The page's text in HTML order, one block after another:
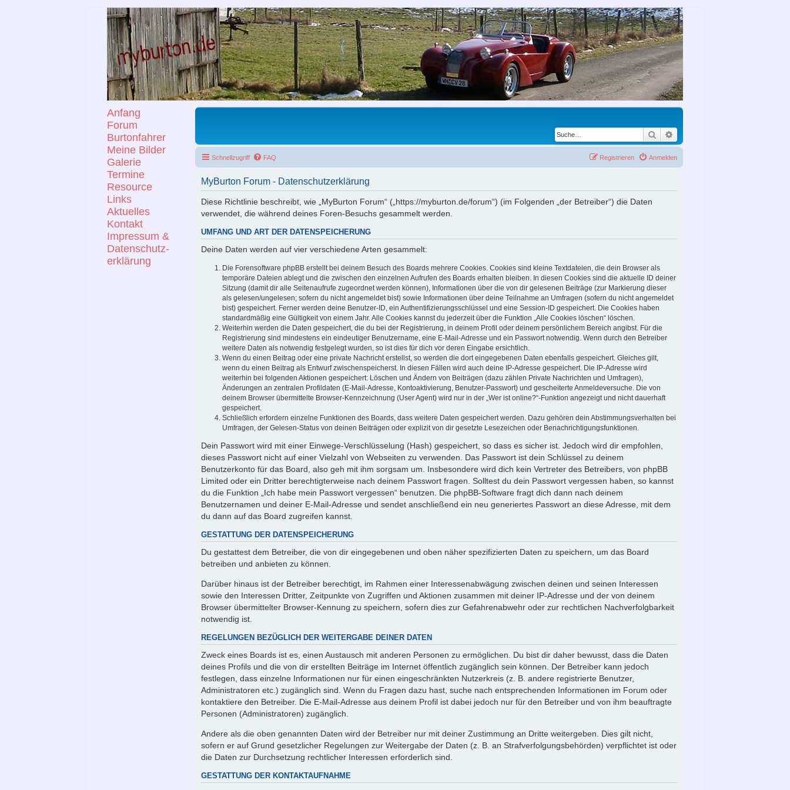
Anfang
Forum
Burtonfahrer
Meine Bilder
Galerie
Termine
Resource
Links
Aktuelles
Kontakt
Impressum &
Datenschutz-
erklärung
Suche
Schnellzugriff FAQ Anmelden
Registrieren
MyBurton Forum - Datenschutzerklärung
Diese Richtlinie beschreibt, wie „MyBurton Forum“ („https://myburton.de/forum“) (im Folgenden „der Betreiber“) die Daten
verwendet, die während deines Foren-Besuchs gesammelt werden.
UMFANG UND ART DER DATENSPEICHERUNG
Deine Daten werden auf vier verschiedene Arten gesammelt:
Die Forensoftware phpBB erstellt bei deinem Besuch des Boards mehrere Cookies. Cookies sind kleine Textdateien, die dein Browser als
temporäre Dateien ablegt und die zwischen den einzelnen Aufrufen des Boards erhalten bleiben. In diesen Cookies sind die aktuelle ID deiner
Sitzung (damit dir alle Seitenaufrufe zugeordnet werden können), Informationen über die von dir gelesenen Beiträge (zur Markierung dieser
als gelesen/ungelesen; sofern du nicht angemeldet bist) sowie Informationen über deine Teilnahme an Umfragen (sofern du nicht angemeldet
bist) gespeichert. Ferner werden deine Benutzer-ID, ein Authentifizierungsschlüssel und eine Session-ID gespeichert. Die Cookies haben
standardmäßig eine Gültigkeit von einem Jahr. Alle Cookies kannst du jederzeit über die Funktion „Alle Cookies löschen“ löschen.
Weiterhin werden die Daten gespeichert, die du bei der Registrierung, in deinem Profil oder deinem persönlichem Bereich angibst. Für die
Registrierung sind mindestens ein eindeutiger Benutzername, eine E-Mail-Adresse und ein Passwort notwendig. Wenn durch den Betreiber
weitere Daten als notwendig festgelegt wurden, so ist dies für dich vor deren Eingabe ersichtlich.
Wenn du einen Beitrag oder eine private Nachricht erstellst, so werden die dort eingegebenen Daten ebenfalls gespeichert. Gleiches gilt,
wenn du einen Beitrag als Entwurf zwischenspeicherst. In diesen Fällen wird auch deine IP-Adresse gespeichert. Die IP-Adresse wird
weiterhin bei folgenden Aktionen gespeichert: Löschen und Ändern von Beiträgen (dazu zählen Private Nachrichten und Umfragen),
Änderungen an zentralen Profildaten (E-Mail-Adresse, Kontoaktivierung, Benutzer-Passwort) und gescheiterte Anmeldeversuche. Die von
deinem Browser übermittelte Browser-Kennzeichnung (User Agent) wird nur in der „Wer ist online?“-Funktion angezeigt und nicht dauerhaft
gespeichert.
Schließlich erfordern einzelne Funktionen des Boards, dass weitere Daten gespeichert werden. Dazu gehören dein Abstimmungsverhalten bei
Umfragen, der Gelesen-Status von deinen Beiträgen oder explizit von dir gesetzte Lesezeichen oder Benachrichtigungsfunktionen.
Dein Passwort wird mit einer Einwege-Verschlüsselung (Hash) gespeichert, so dass es sicher ist. Jedoch wird dir empfohlen,
dieses Passwort nicht auf einer Vielzahl von Webseiten zu verwenden. Das Passwort ist dein Schlüssel zu deinem
Benutzerkonto für das Board, also geh mit ihm sorgsam um. Insbesondere wird dich kein Vertreter des Betreibers, von phpBB
Limited oder ein Dritter berechtigterweise nach deinem Passwort fragen. Solltest du dein Passwort vergessen haben, so kannst
du die Funktion „Ich habe mein Passwort vergessen“ benutzen. Die phpBB-Software fragt dich dann nach deinem
Benutzernamen und deiner E-Mail-Adresse und sendet anschließend ein neu generiertes Passwort an diese Adresse, mit dem
du dann auf das Board zugreifen kannst.
GESTATTUNG DER DATENSPEICHERUNG
Du gestattest dem Betreiber, die von dir eingegebenen und oben näher spezifizierten Daten zu speichern, um das Board
betreiben und anbieten zu können.
Darüber hinaus ist der Betreiber berechtigt, im Rahmen einer Interessenabwägung zwischen deinen und seinen Interessen
sowie den Interessen Dritter, Zeitpunkte von Zugriffen und Aktionen zusammen mit deiner IP-Adresse und der von deinem
Browser übermittelter Browser-Kennung zu speichern, sofern dies zur Gefahrenabwehr oder zur rechtlichen Nachverfolgbarkeit
notwendig ist.
REGELUNGEN BEZÜGLICH DER WEITERGABE DEINER DATEN
Zweck eines Boards ist es, einen Austausch mit anderen Personen zu ermöglichen. Du bist dir daher bewusst, dass die Daten
deines Profils und die von dir erstellten Beiträge im Internet öffentlich zugänglich sein können. Der Betreiber kann jedoch
festlegen, dass einzelne Informationen nur für einen eingeschränkten Nutzerkreis (z. B. andere registrierte Benutzer,
Administratoren etc.) zugänglich sind. Wenn du Fragen dazu hast, suche nach entsprechenden Informationen im Forum oder
kontaktiere den Betreiber. Die E-Mail-Adresse aus deinem Profil ist dabei jedoch nur für den Betreiber und von ihm beauftragte
Personen (Administratoren) zugänglich.
Andere als die oben genannten Daten wird der Betreiber nur mit deiner Zustimmung an Dritte weitergeben. Dies gilt nicht,
sofern er auf Grund gesetzlicher Regelungen zur Weitergabe der Daten (z. B. an Strafverfolgungsbehörden) verpflichtet ist oder
die Daten zur Durchsetzung rechtlicher Interessen erforderlich sind.
GESTATTUNG DER KONTAKTAUFNAHME